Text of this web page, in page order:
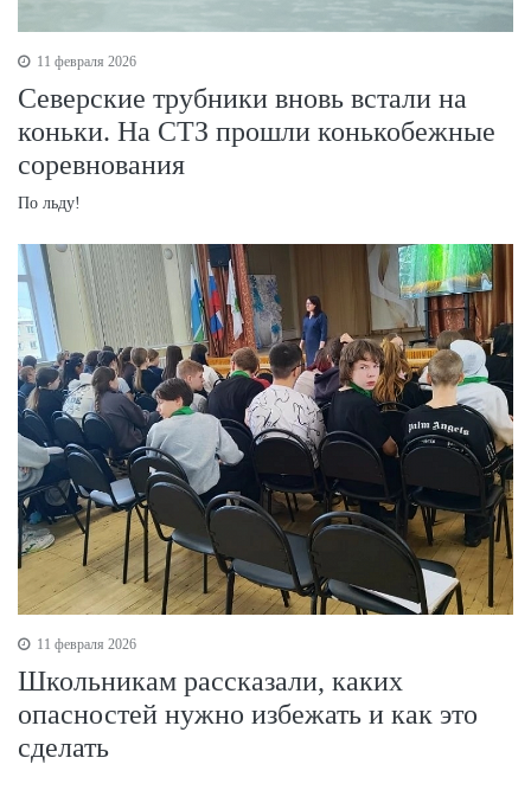
11 февраля 2026
Северские трубники вновь встали на
коньки. На СТЗ прошли конькобежные
соревнования
По льду!
11 февраля 2026
Школьникам рассказали, каких
опасностей нужно избежать и как это
сделать